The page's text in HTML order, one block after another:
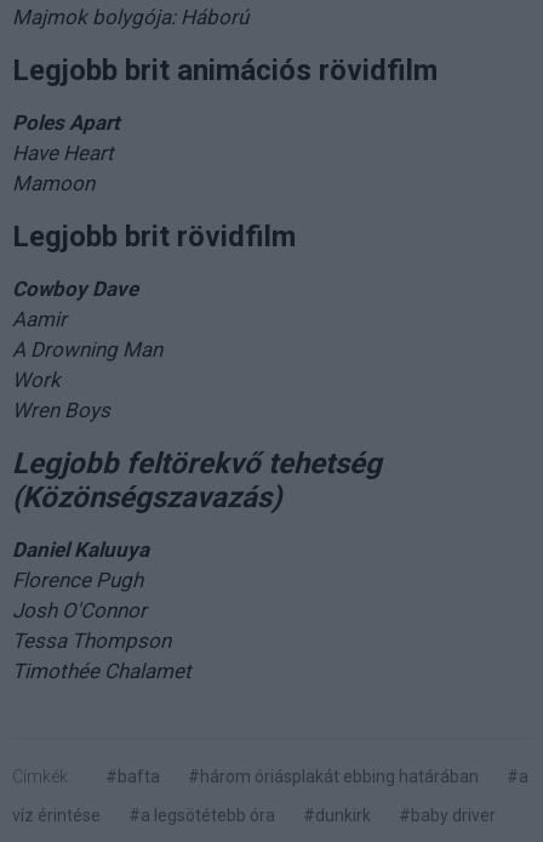
Majmok bolygója: Háború
Legjobb brit animációs rövidfilm
Poles Apart
Have Heart
Mamoon
Legjobb brit rövidfilm
Cowboy Dave
Aamir
A Drowning Man
Work
Wren Boys
Legjobb feltörekvő tehetség
(Közönségszavazás)
Daniel Kaluuya
Florence Pugh
Josh O'Connor
Tessa Thompson
Timothée Chalamet
Címkék: #bafta #három óriásplakát ebbing határában
#a
víz érintése
#a legsötétebb óra #dunkirk
#baby driver